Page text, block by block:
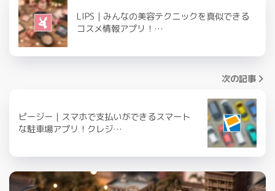
LIPS｜みんなの美容テクニックを真似できる
コスメ情報アプリ！…
次の記事
ピージー｜スマホで支払いができるスマート
な駐車場アプリ！クレジ…